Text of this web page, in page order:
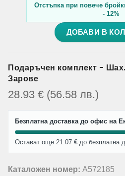
Отстъпка при повече
- 12%
ДОБАВИ В
Подаръчен комплект -
Зарове
28.93 € (56.58 лв.)
Безплатна доставка до офис на
Остават още 21.07 € до безплатна
Каталожен номер: A572185